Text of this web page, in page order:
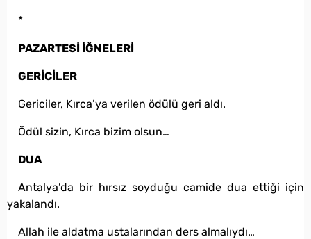
*
PAZARTESİ İĞNELERİ
GERİCİLER
Gericiler, Kırca’ya verilen ödülü geri aldı.
Ödül sizin, Kırca bizim olsun…
DUA
Antalya’da bir hırsız soyduğu camide dua ettiği için
yakalandı.
Allah ile aldatma ustalarından ders almalıydı…